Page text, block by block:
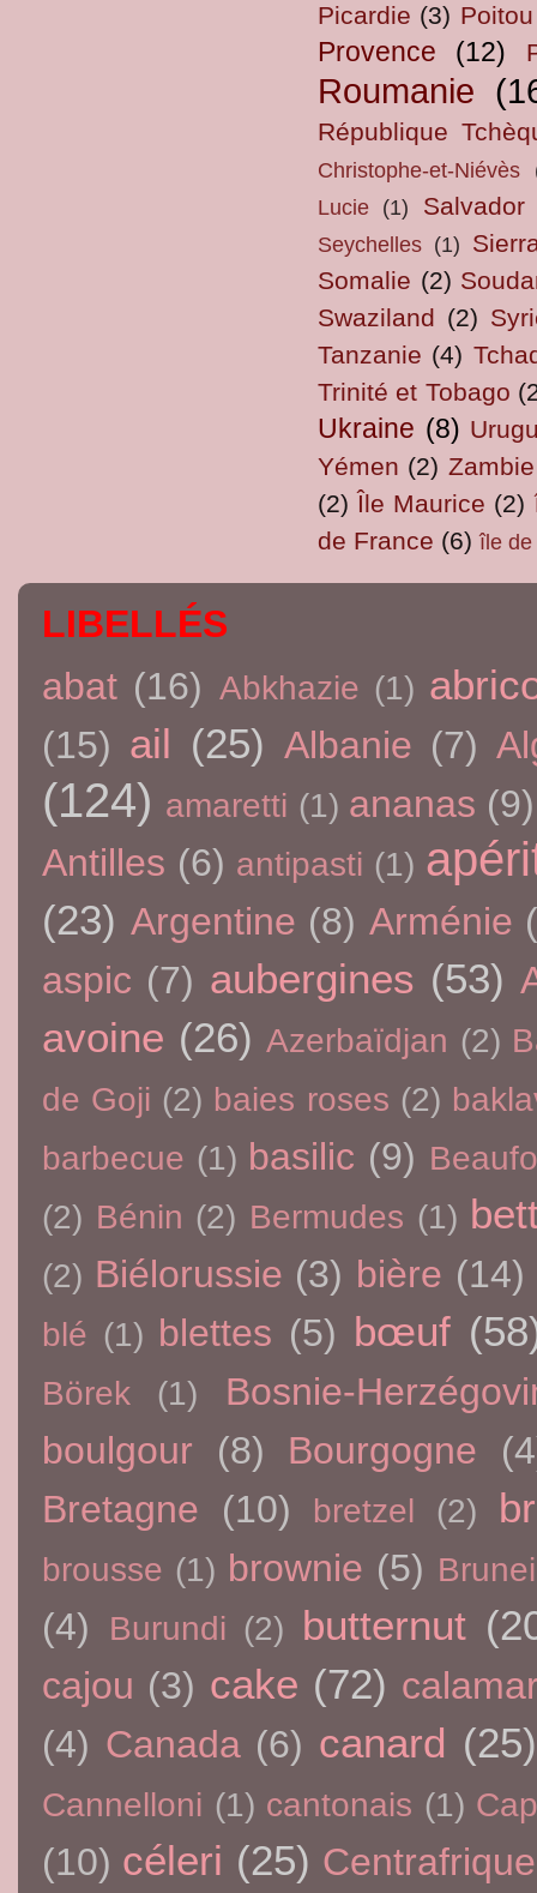
Picardie (3)
Provence (12)
Roumanie
République
Christophe-et-Niévès
Lucie (1) Salvador
Seychelles (1)
Somalie (2)
Swaziland (2)
Tanzanie (4)
Trinité et Tobago
Ukraine (8)
Yémen (2) Zambie
(2) Île Maurice (2)
de France (6) île de
LIBELLÉS
abat (16) Abkhazie (1)
(15) ail (25) Albanie (7)
(124) amaretti (1) ananas (9)
Antilles (6) antipasti (1)
(23) Argentine (8) Arménie
aspic (7) aubergines (53)
avoine (26) Azerbaïdjan (2)
de Goji (2) baies roses (2)
barbecue (1) basilic (9)
(2) Bénin (2) Bermudes (1)
(2) Biélorussie (3) bière (14)
blé (1) blettes (5) bœuf
Börek (1)
Bosnie-
boulgour
(8) Bourgogne
Bretagne
(10) bretzel (2)
brousse (1) brownie (5) Brunei
(4) Burundi (2) butternut
cajou (3) cake (72)
(4) Canada (6) canard (25)
Cannelloni (1) cantonais (1)
(10) céleri (25) Centrafrique